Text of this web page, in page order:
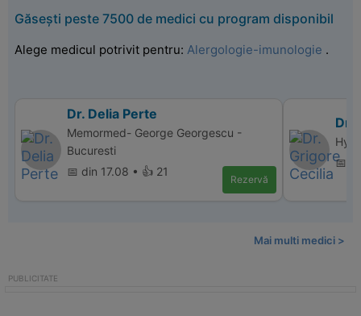
Găsești peste 7500 de medici cu program disponibil
Alege medicul potrivit pentru: Alergologie-imunologie .
Dr. Delia Perte
Memormed- George Georgescu -
Bucuresti
📅 din 17.08 • 👍 21
Rezervă
Dr.
📅
Mai multi medici >